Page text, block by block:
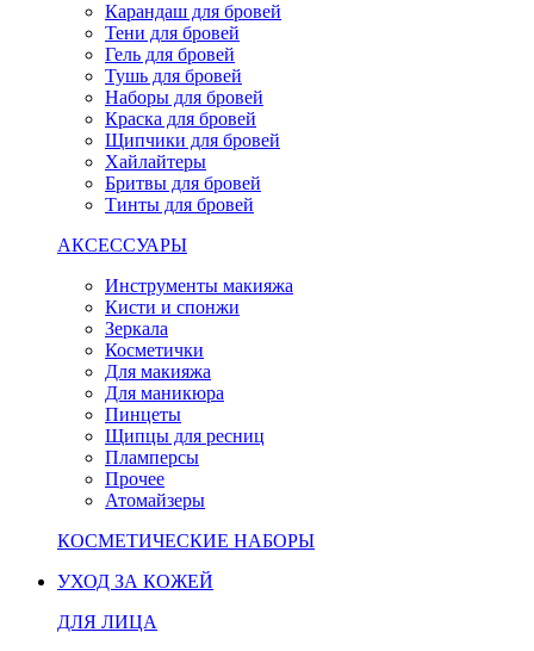
Карандаш для бровей
Тени для бровей
Гель для бровей
Тушь для бровей
Наборы для бровей
Краска для бровей
Щипчики для бровей
Хайлайтеры
Бритвы для бровей
Тинты для бровей
АКСЕССУАРЫ
Инструменты макияжа
Кисти и спонжи
Зеркала
Косметички
Для макияжа
Для маникюра
Пинцеты
Щипцы для ресниц
Пламперсы
Прочее
Атомайзеры
КОСМЕТИЧЕСКИЕ НАБОРЫ
УХОД ЗА КОЖЕЙ
ДЛЯ ЛИЦА